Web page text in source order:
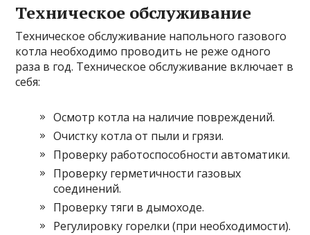
Техническое обслуживание
Техническое обслуживание напольного газового
котла необходимо проводить не реже одного
раза в год. Техническое обслуживание включает в
себя:
Осмотр котла на наличие повреждений.
Очистку котла от пыли и грязи.
Проверку работоспособности автоматики.
Проверку герметичности газовых
соединений.
Проверку тяги в дымоходе.
Регулировку горелки (при необходимости).